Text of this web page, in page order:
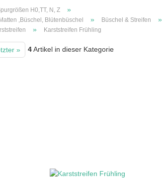
Z
H0,TT, N, Z »
,Büschel, Blütenbüschel » Büschel & Streifen »
» Karststreifen Frühling
» 4Artikel in dieser Kategorie